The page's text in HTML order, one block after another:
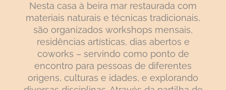
Nesta casa à beira mar restaurada com
materiais naturais e técnicas tradicionais,
são organizados workshops mensais,
residências artísticas, dias abertos e
coworks – servindo como ponto de
encontro para pessoas de diferentes
origens, culturas e idades, e explorando